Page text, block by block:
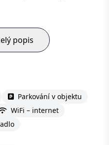
popis
Parkování v objektu
WiFi – internet